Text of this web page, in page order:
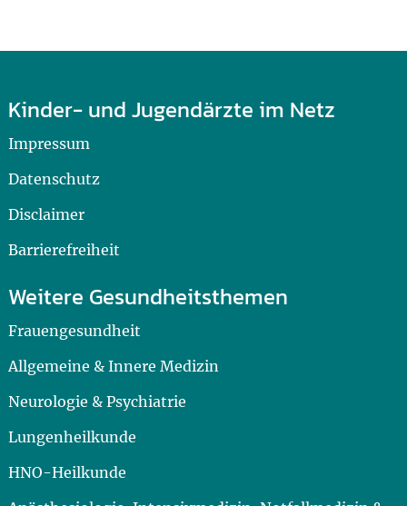
Kinder- und Jugendärzte im Netz
Impressum
Datenschutz
Disclaimer
Barrierefreiheit
Weitere Gesundheitsthemen
Frauengesundheit
Allgemeine & Innere Medizin
Neurologie & Psychiatrie
Lungenheilkunde
HNO-Heilkunde